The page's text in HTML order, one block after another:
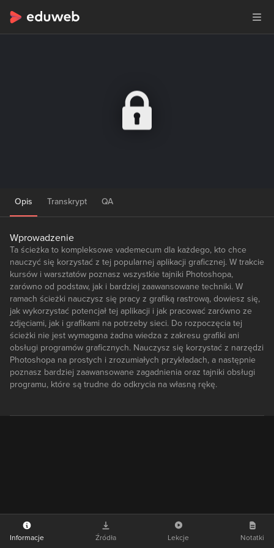
Opis Transkrypt QA
Wprowadzenie
Ta ścieżka to kompleksowe vademecum dla każdego, kto chce
nauczyć się korzystać z tej popularnej aplikacji graficznej. W trakcie
kursów i warsztatów poznasz wszystkie tajniki Photoshopa,
zarówno od podstaw, jak i bardziej zaawansowane techniki. W
ramach ścieżki nauczysz się pracy z grafiką rastrową, dowiesz się,
jak wykorzystać potencjał tej aplikacji i jak pracować zarówno ze
zdjęciami, jak i grafikami na potrzeby sieci. Do rozpoczęcia tej
ścieżki nie jest wymagana żadna wiedza z zakresu grafiki ani
obsługi programów graficznych. Nauczysz się korzystać z narzędzi
Photoshopa na prostych i zrozumiałych przykładach, a następnie
poznasz bardziej zaawansowane zagadnienia oraz tajniki obsługi
programu, które są trudne do odkrycia na własną rękę.
Informacje Źródła Lekcje Notatki